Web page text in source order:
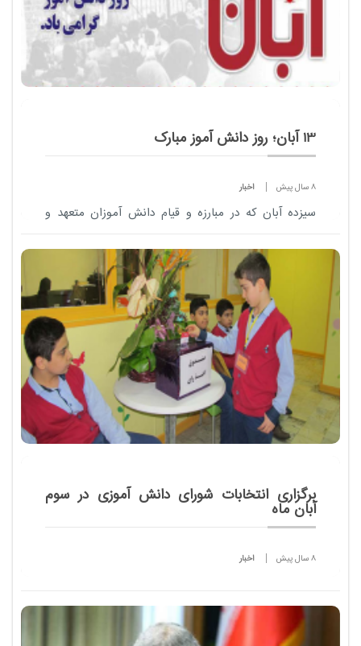
13 آبان؛ روز دانش آموز مبارک
8 سال پیش اخبار
سیزده آبان که در مبارزه و قیام دانش آموزان متعهد و
ریشه دارد، نشانه آن است که این قشر آگاه و متعهد، در
راه رسیدن به اهداف والا و عظیم...
برگزاری انتخابات شورای دانش آموزی در سوم
آبان ماه
8 سال پیش اخبار
و فضای آموزشی در نشست خبری درباره ی شورای
دانش آموزی اظهار کرد: شورای دانش آموزان به عنوان
ارکان مدرسه است . تاثیرگذاری این شورا به اندازه...